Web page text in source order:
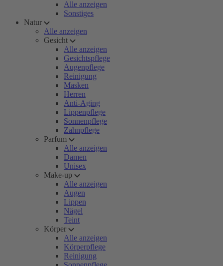
Alle anzeigen
Sonstiges
Natur
Alle anzeigen
Gesicht
Alle anzeigen
Gesichtspflege
Augenpflege
Reinigung
Masken
Herren
Anti-Aging
Lippenpflege
Sonnenpflege
Zahnpflege
Parfum
Alle anzeigen
Damen
Unisex
Make-up
Alle anzeigen
Augen
Lippen
Nägel
Teint
Körper
Alle anzeigen
Körperpflege
Reinigung